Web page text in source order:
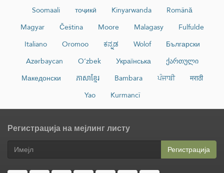
Soomaali
тоҷикӣ Kinyarwanda
Română
Magyar
Čeština Moore Malagasy
Fulfulde
Italiano
Oromoo ಕನ್ನಡ Wolof
Български
Azərbaycan
O‘zbek Українська
ქართული
Македонски
ភាសាខ្មែរ Bambara ਪੰਜਾਬੀ
मराठी
Yao
Kurmancî
Регистрација на мејлинг листу
Регистрација